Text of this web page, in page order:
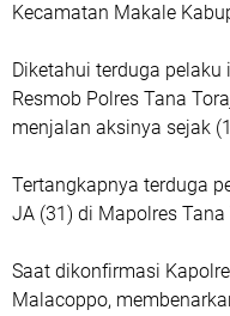
Kecamatan Makale
Diketahui terduga
Resmob Polres Tana
menjalan aksinya sejak
Tertangkapnya terduga
JA (31) di Mapolres
Saat dikonfirmasi
Malacoppo,